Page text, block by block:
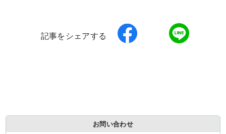
記事をシェアする
お問い合わせ